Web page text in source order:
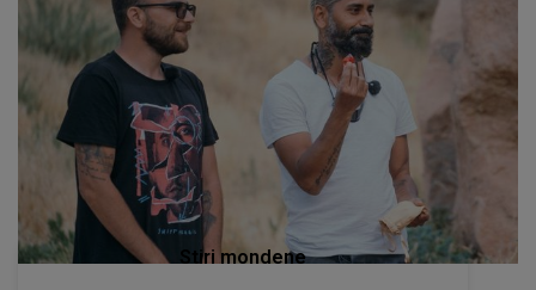
Stiri mondene